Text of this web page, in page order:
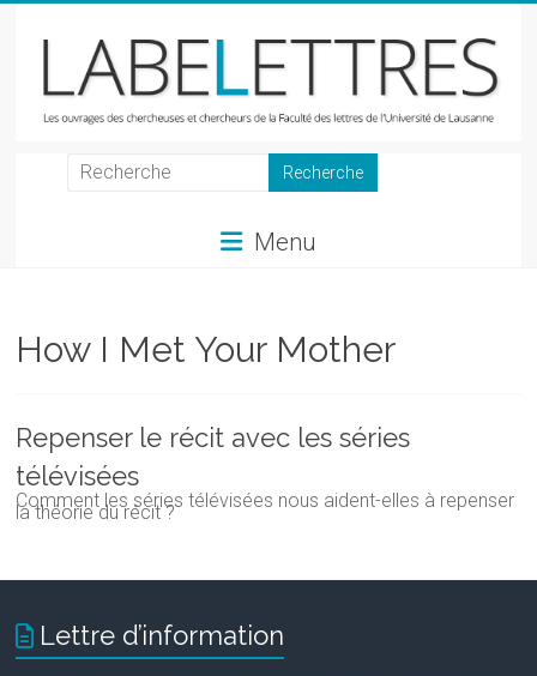
LabeLettres
et
chercheurs
Faculté
des
lettres
Menu
How I Met Your Mother
Repenser le récit avec les séries
télévisées
Comment les séries télévisées nous aident-elles à repenser
la théorie du récit ?
Lettre d’information